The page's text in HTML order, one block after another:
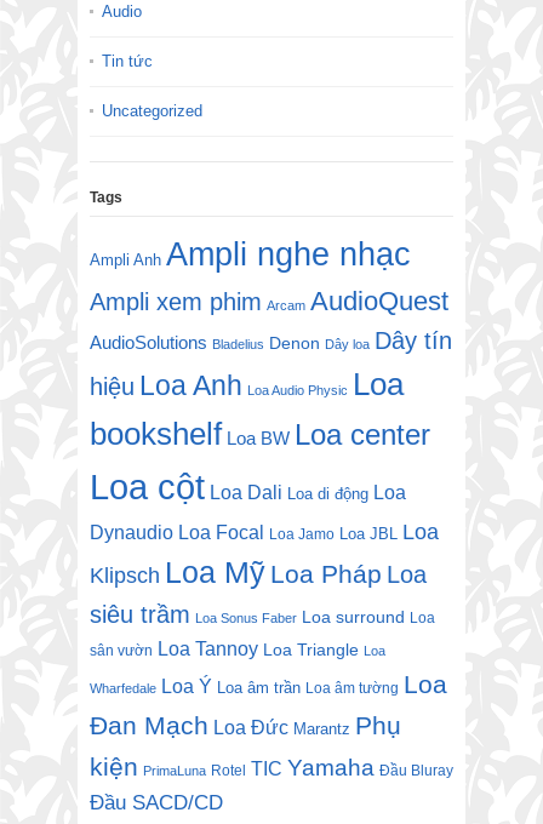
Audio
Tin tức
Uncategorized
Tags
Ampli Anh Ampli nghe nhạc
Ampli xem phim Arcam AudioQuest
AudioSolutions Bladelius Denon Dây loa Dây tín
hiệu Loa Anh Loa Audio Physic Loa
bookshelf Loa BW Loa center
Loa cột Loa Dali Loa di động Loa
Dynaudio Loa Focal Loa Jamo Loa JBL Loa
Klipsch Loa Mỹ Loa Pháp Loa
siêu trầm Loa Sonus Faber Loa surround Loa
sân vườn Loa Tannoy Loa Triangle Loa
Wharfedale Loa Ý Loa âm trần Loa âm tường Loa
Đan Mạch Loa Đức Marantz Phụ
kiện PrimaLuna Rotel TIC Yamaha Đầu Bluray
Đầu SACD/CD